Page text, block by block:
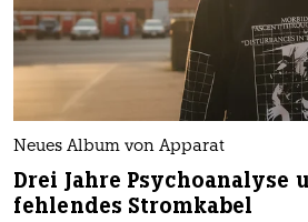
Neues Album von Apparat
Drei Jahre Psychoanalyse
fehlendes Stromkabel